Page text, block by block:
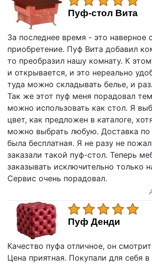
Пуф-стол Вита
За последнее время - это наверное
приобретение. Пуф Вита добавил
то преобразил нашу комнату. К
и открывается, и это нереально
туда можно складывать белье, и
Так же этот пуф меня порадовал
можно использовать как стол. Я
цвет, как предложен в каталоге,
можно выбрать любую. Доставка
была бесплатная. Я не разу не
заказали такой пуф-стол. Теперь
заказывать исключительно только
Сервис очень порадовал.
Пуф Денди
Качество пуфа отличное, он
Цена приятная. Покупали для себя в